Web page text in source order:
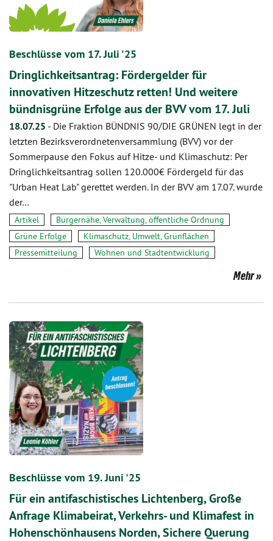
Beschlüsse vom 17. Juli '25
Dringlichkeitsantrag: Fördergelder für
innovativen Hitzeschutz retten! Und weitere
bündnisgrüne Erfolge aus der BVV vom 17. Juli
18.07.25 - Die Fraktion BÜNDNIS 90/DIE GRÜNEN legt in der
letzten Bezirksverordnetenversammlung (BVV) vor der
Sommerpause den Fokus auf Hitze- und Klimaschutz: Per
Dringlichkeitsantrag sollen 120.000€ Fördergeld für das
"Urban Heat Lab" gerettet werden. In der BVV am 17.07. wurde
der…
Artikel
Bürgernähe, Verwaltung, öffentliche Ordnung
Grüne Erfolge
Klimaschutz, Umwelt, Grünflächen
Pressemitteilung
Wohnen und Stadtentwicklung
Mehr
Beschlüsse vom 19. Juni '25
Für ein antifaschistisches Lichtenberg, Große
Anfrage Klimabeirat, Verkehrs- und Klimafest in
Hohenschönhausens Norden, Sichere Querung